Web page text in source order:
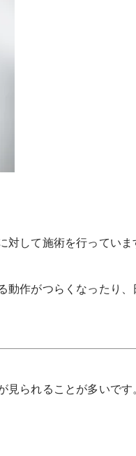
して施術を行っていま
動作がつらくなったり、
られることが多いです